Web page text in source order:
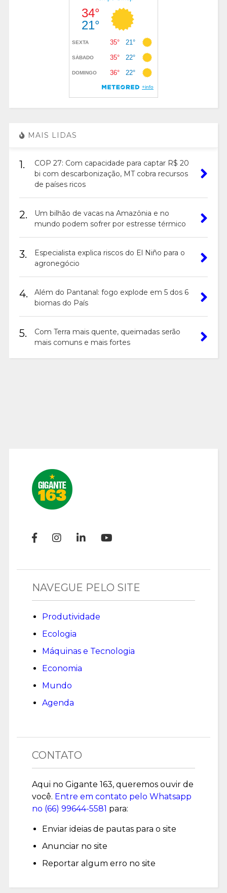
MAIS LIDAS
1.
COP 27: Com capacidade para captar R$ 20
bi com descarbonização, MT cobra recursos
de países ricos
2.
Um bilhão de vacas na Amazônia e no
mundo podem sofrer por estresse térmico
3.
Especialista explica riscos do El Niño para o
agronegócio
4.
Além do Pantanal: fogo explode em 5 dos 6
biomas do País
5.
Com Terra mais quente, queimadas serão
mais comuns e mais fortes
NAVEGUE PELO SITE
Produtividade
Ecologia
Máquinas e Tecnologia
Economia
Mundo
Agenda
CONTATO
Aqui no Gigante 163, queremos ouvir de
você. Entre em contato pelo Whatsapp
no (66) 99644-5581 para:
Enviar ideias de pautas para o site
Anunciar no site
Reportar algum erro no site